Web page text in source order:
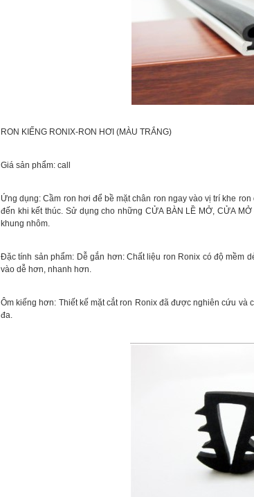
RON KIẾNG RONIX-RON HƠI (MÀU TRẮNG)
Giá sản phẩm: call
Ứng dụng: Cầm ron hơi để bề mặt chân ron ngay vào vị trí khe
đến khi kết thúc. Sử dụng cho những CỬA BÀN LỀ MỞ, CỬA
khung nhôm.
Đặc tính sản phẩm: Dễ gắn hơn: Chất liệu ron Ronix có độ mềm
vào dễ hơn, nhanh hơn.
Ôm kiếng hơn: Thiết kế mặt cắt ron Ronix đã được nghiên cứu
đa.